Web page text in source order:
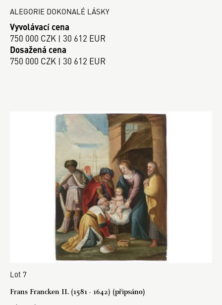
ALEGORIE DOKONALÉ LÁSKY
Vyvolávací cena
750 000 CZK | 30 612 EUR
Dosažená cena
750 000 CZK | 30 612 EUR
Lot 7
Frans Francken II. (1581 - 1642) (připsáno)